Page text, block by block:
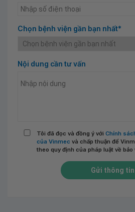
Chọn bệnh viện gần bạn nhất*
Nội dung cần tư vấn
Tôi đã đọc và đồng ý với Chính
của Vinmec và chấp thuận để
theo quy định của pháp luật về bảo
Gửi thông tin